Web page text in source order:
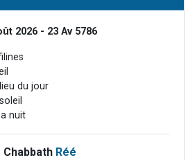
2026 - 23 Av 5786
du jour
nuit
Chabbath Réé